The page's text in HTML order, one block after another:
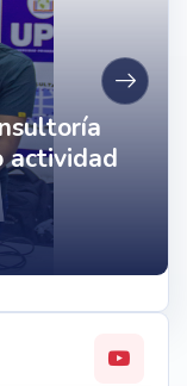
actividad